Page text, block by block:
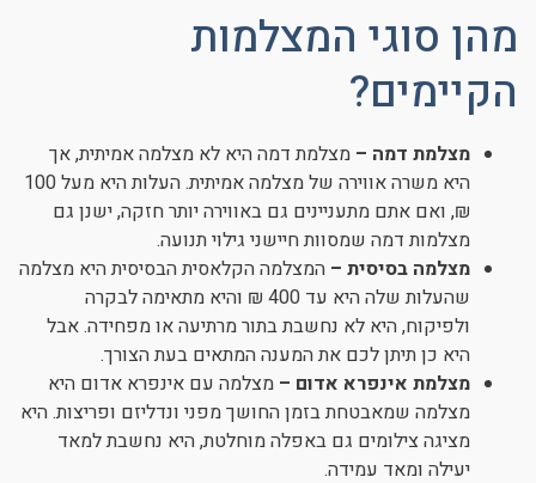
מהן סוגי המצלמות
הקיימים?
מצלמת דמה – מצלמת דמה היא לא מצלמה אמיתית, אך
היא משרה אווירה של מצלמה אמיתית. העלות היא מעל 100
₪, ואם אתם מתעניינים גם באווירה יותר חזקה, ישנן גם
מצלמות דמה שמסוות חיישני גילוי תנועה.
מצלמה בסיסית – המצלמה הקלאסית הבסיסית היא מצלמה
שהעלות שלה היא עד 400 ₪ והיא מתאימה לבקרה
ולפיקוח, היא לא נחשבת בתור מרתיעה או מפחידה. אבל
היא כן תיתן לכם את המענה המתאים בעת הצורך.
מצלמת אינפרא אדום – מצלמה עם אינפרא אדום היא
מצלמה שמאבטחת בזמן החושך מפני ונדליזם ופריצות. היא
מציגה צילומים גם באפלה מוחלטת, היא נחשבת למאד
יעילה ומאד עמידה.